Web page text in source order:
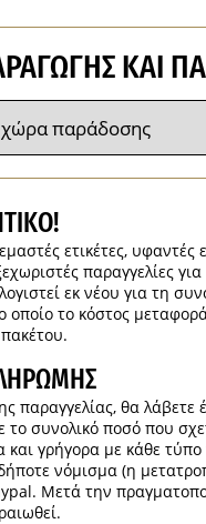
ΚΑΙ
ετικέτες, υφαντές
παραγγελίες
εκ νέου για τη
το κόστος
θα λάβετε
συνολικό ποσό που
γρήγορα με κάθε τύπο
νόμισμα (η
Μετά την